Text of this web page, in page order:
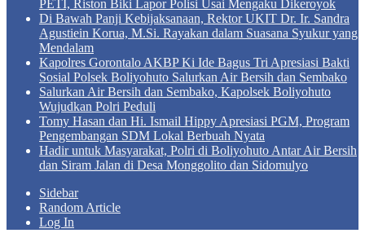
PETI, Riston Biki Lapor Polisi Usai Mengaku Dikeroyok
Di Bawah Panji Kebijaksanaan, Rektor UKIT Dr. Ir. Sandra
Agustiein Korua, M.Si. Rayakan dalam Suasana Syukur yang
Mendalam
Kapolres Gorontalo AKBP Ki Ide Bagus Tri Apresiasi Bakti
Sosial Polsek Boliyohuto Salurkan Air Bersih dan Sembako
Salurkan Air Bersih dan Sembako, Kapolsek Boliyohuto
Wujudkan Polri Peduli
Tomy Hasan dan Hi. Ismail Hippy Apresiasi PGM, Program
Pengembangan SDM Lokal Berbuah Nyata
Hadir untuk Masyarakat, Polri di Boliyohuto Antar Air Bersih
dan Siram Jalan di Desa Monggolito dan Sidomulyo
Sidebar
Random Article
Log In